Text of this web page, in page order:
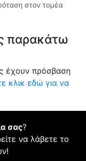
στον τομέα
παρακάτω
έχουν πρόσβαση
κλικ εδώ για να
σας?
να λάβετε το